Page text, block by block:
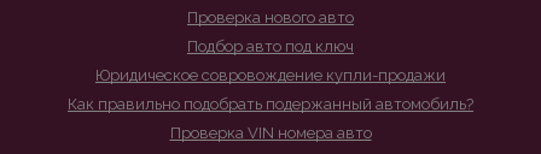
Проверка нового авто
Подбор авто под ключ
Юридическое совровождение купли-продажи
Как правильно подобрать подержанный автомобиль?
Проверка VIN номера авто